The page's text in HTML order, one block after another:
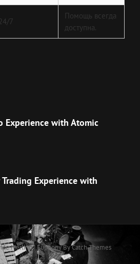
7
Помощь всегда
доступна.
Experience with Atomic
Experience with
Merlino|Euphony ByCatch Themes